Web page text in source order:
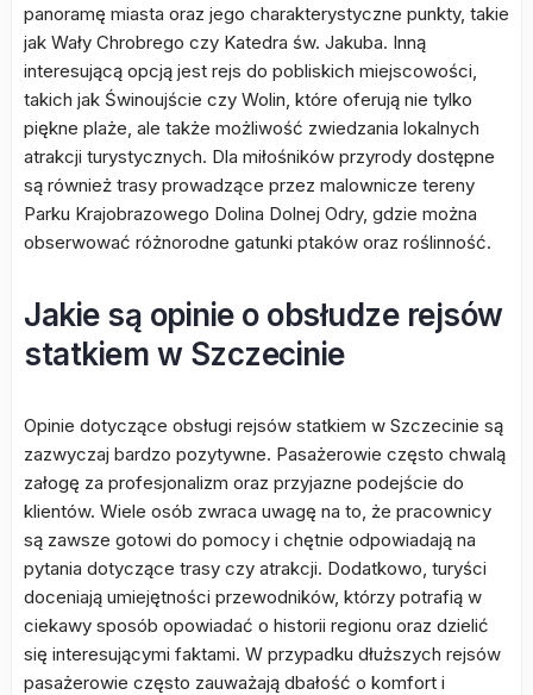
panoramę miasta oraz jego charakterystyczne punkty, takie
jak Wały Chrobrego czy Katedra św. Jakuba. Inną
interesującą opcją jest rejs do pobliskich miejscowości,
takich jak Świnoujście czy Wolin, które oferują nie tylko
piękne plaże, ale także możliwość zwiedzania lokalnych
atrakcji turystycznych. Dla miłośników przyrody dostępne
są również trasy prowadzące przez malownicze tereny
Parku Krajobrazowego Dolina Dolnej Odry, gdzie można
obserwować różnorodne gatunki ptaków oraz roślinność.
Jakie są opinie o obsłudze rejsów
statkiem w Szczecinie
Opinie dotyczące obsługi rejsów statkiem w Szczecinie są
zazwyczaj bardzo pozytywne. Pasażerowie często chwalą
załogę za profesjonalizm oraz przyjazne podejście do
klientów. Wiele osób zwraca uwagę na to, że pracownicy
są zawsze gotowi do pomocy i chętnie odpowiadają na
pytania dotyczące trasy czy atrakcji. Dodatkowo, turyści
doceniają umiejętności przewodników, którzy potrafią w
ciekawy sposób opowiadać o historii regionu oraz dzielić
się interesującymi faktami. W przypadku dłuższych rejsów
pasażerowie często zauważają dbałość o komfort i